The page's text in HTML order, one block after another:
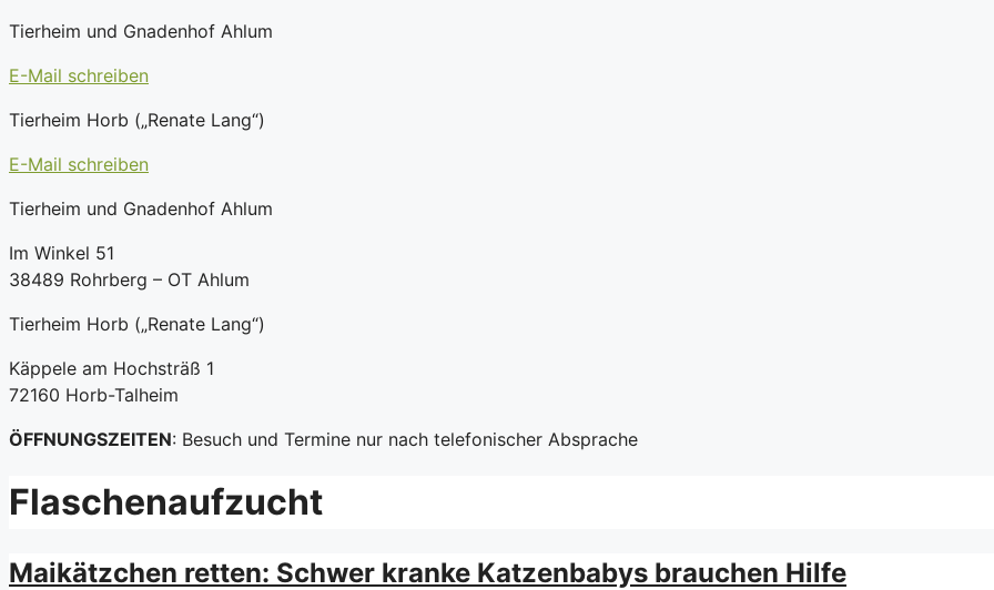
Tierheim und Gnadenhof Ahlum
E-Mail schreiben
Tierheim Horb („Renate Lang“)
E-Mail schreiben
Tierheim und Gnadenhof Ahlum
Im Winkel 51
38489 Rohrberg – OT Ahlum
Tierheim Horb („Renate Lang“)
Käppele am Hochsträß 1
72160 Horb-Talheim
ÖFFNUNGSZEITEN: Besuch und Termine nur nach telefonischer Absprache
Flaschenaufzucht
Maikätzchen retten: Schwer kranke Katzenbabys brauchen Hilfe